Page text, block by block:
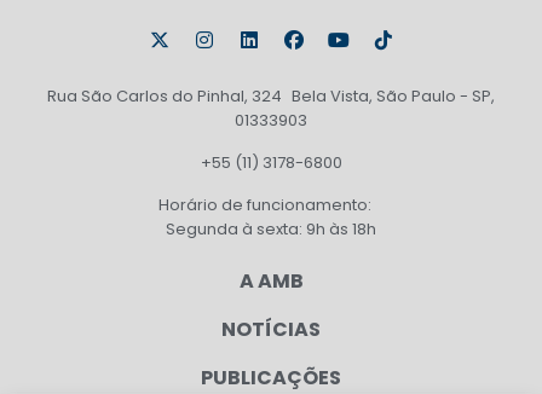
Rua São Carlos do Pinhal, 324 Bela Vista, São Paulo - SP,
01333903
+55 (11) 3178-6800
Horário de funcionamento:
Segunda à sexta: 9h às 18h
A AMB
NOTÍCIAS
PUBLICAÇÕES